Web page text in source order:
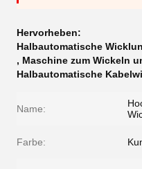
Hervorheben:
Halbautomatische
, Maschine zum Wickeln
Halbautomatische
Name:
Farbe: